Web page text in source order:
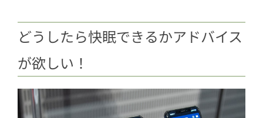
どうしたら快眠できるかアドバイス
が欲しい！